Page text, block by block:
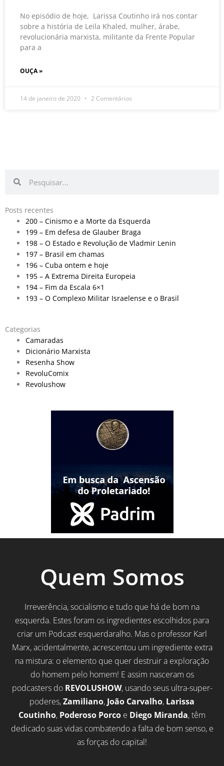
No episódio de hoje, Larissa Coutinho irá nos contar
sobre a história de Leila Khaled, mulher, árabe,
revolucionária marxista, militante da Frente Popular
para a
OUÇA »
14 de janeiro de 2020 2 Comentários
Posts recentes
200 – Cinismo e a Morte da Esquerda
199 – Em defesa de Glauber Braga
198 – O Estado e Revolução de Vladmir Lenin
197 – Brasil em chamas
196 – Cuba ontem e hoje
195 – A Extrema Direita Europeia
194 – Fim da Escala 6×1
193 – O Complexo Militar Israelense e o Brasil
Categorias
Camaradas
Dicionário Marxista
Resenha Show
RevoluComix
Revolushow
Quem Somos
Irreverência, socialismo e tudo que há de bom na
esquerda. Estes foram os ingredientes escolhidos para
criar um Podcast esquerdaralho. Mas o professor Karl
Marx, acidentalmente, acrescentou um ingrediente extra
na mistura: o elemento que quer destruir a exploração
do homem pelo homem! E assim nasceram os
podcasters do REVOLUSHOW, usando seus ultra-super-
poderes,Zamiliano, João Carvalho, Larissa
Coutinho, Poderoso Porco e Diego Miranda, têm
dedicado suas vidas combatendo a falta de bom senso, e
as forças do capital!